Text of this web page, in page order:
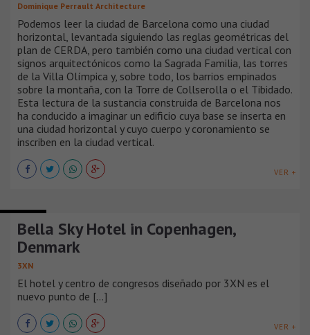
Dominique Perrault Architecture
Podemos leer la ciudad de Barcelona como una ciudad
horizontal, levantada siguiendo las reglas geométricas del
plan de CERDA, pero también como una ciudad vertical con
signos arquitectónicos como la Sagrada Familia, las torres
de la Villa Olímpica y, sobre todo, los barrios empinados
sobre la montaña, con la Torre de Collserolla o el Tibidado.
Esta lectura de la sustancia construida de Barcelona nos
ha conducido a imaginar un edificio cuya base se inserta en
una ciudad horizontal y cuyo cuerpo y coronamiento se
inscriben en la ciudad vertical.
VER +
Bella Sky Hotel in Copenhagen,
Denmark
3XN
El hotel y centro de congresos diseñado por 3XN es el
nuevo punto de [...]
VER +